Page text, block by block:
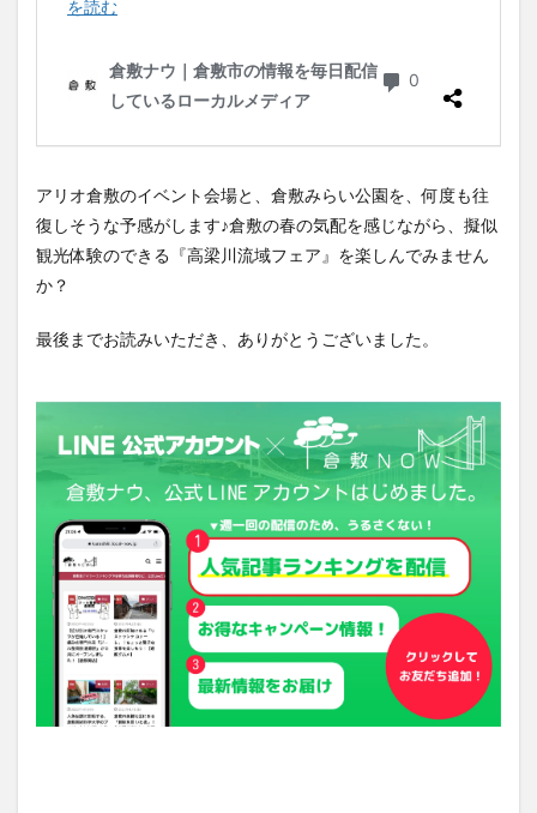
アリオ倉敷のイベント会場と、倉敷みらい公園を、何度も往
復しそうな予感がします♪倉敷の春の気配を感じながら、擬似
観光体験のできる『高梁川流域フェア』を楽しんでみません
か？
最後までお読みいただき、ありがとうございました。